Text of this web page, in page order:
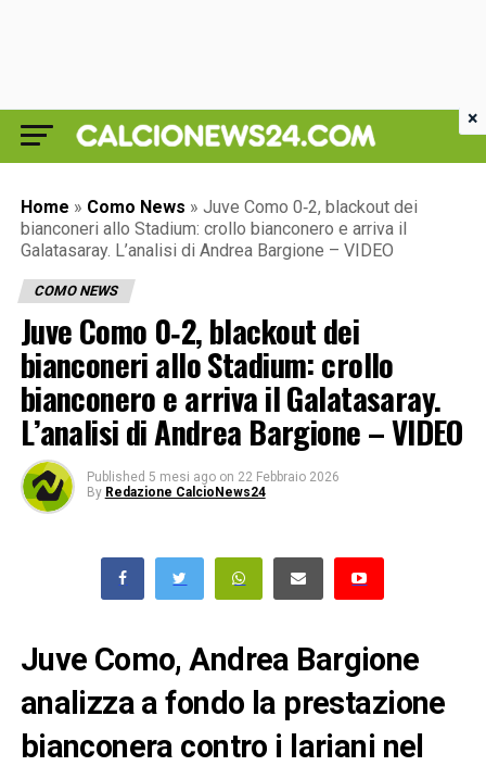
Home » Como News » Juve Como 0‑2, blackout dei
bianconeri allo Stadium: crollo bianconero e arriva il
Galatasaray. L’analisi di Andrea Bargione – VIDEO
COMO NEWS
Juve Como 0‑2, blackout dei
bianconeri allo Stadium: crollo
bianconero e arriva il Galatasaray.
L’analisi di Andrea Bargione – VIDEO
Published 5 mesi ago on 22 Febbraio 2026
By Redazione CalcioNews24
Juve Como, Andrea Bargione
analizza a fondo la prestazione
bianconera contro i lariani nel
×